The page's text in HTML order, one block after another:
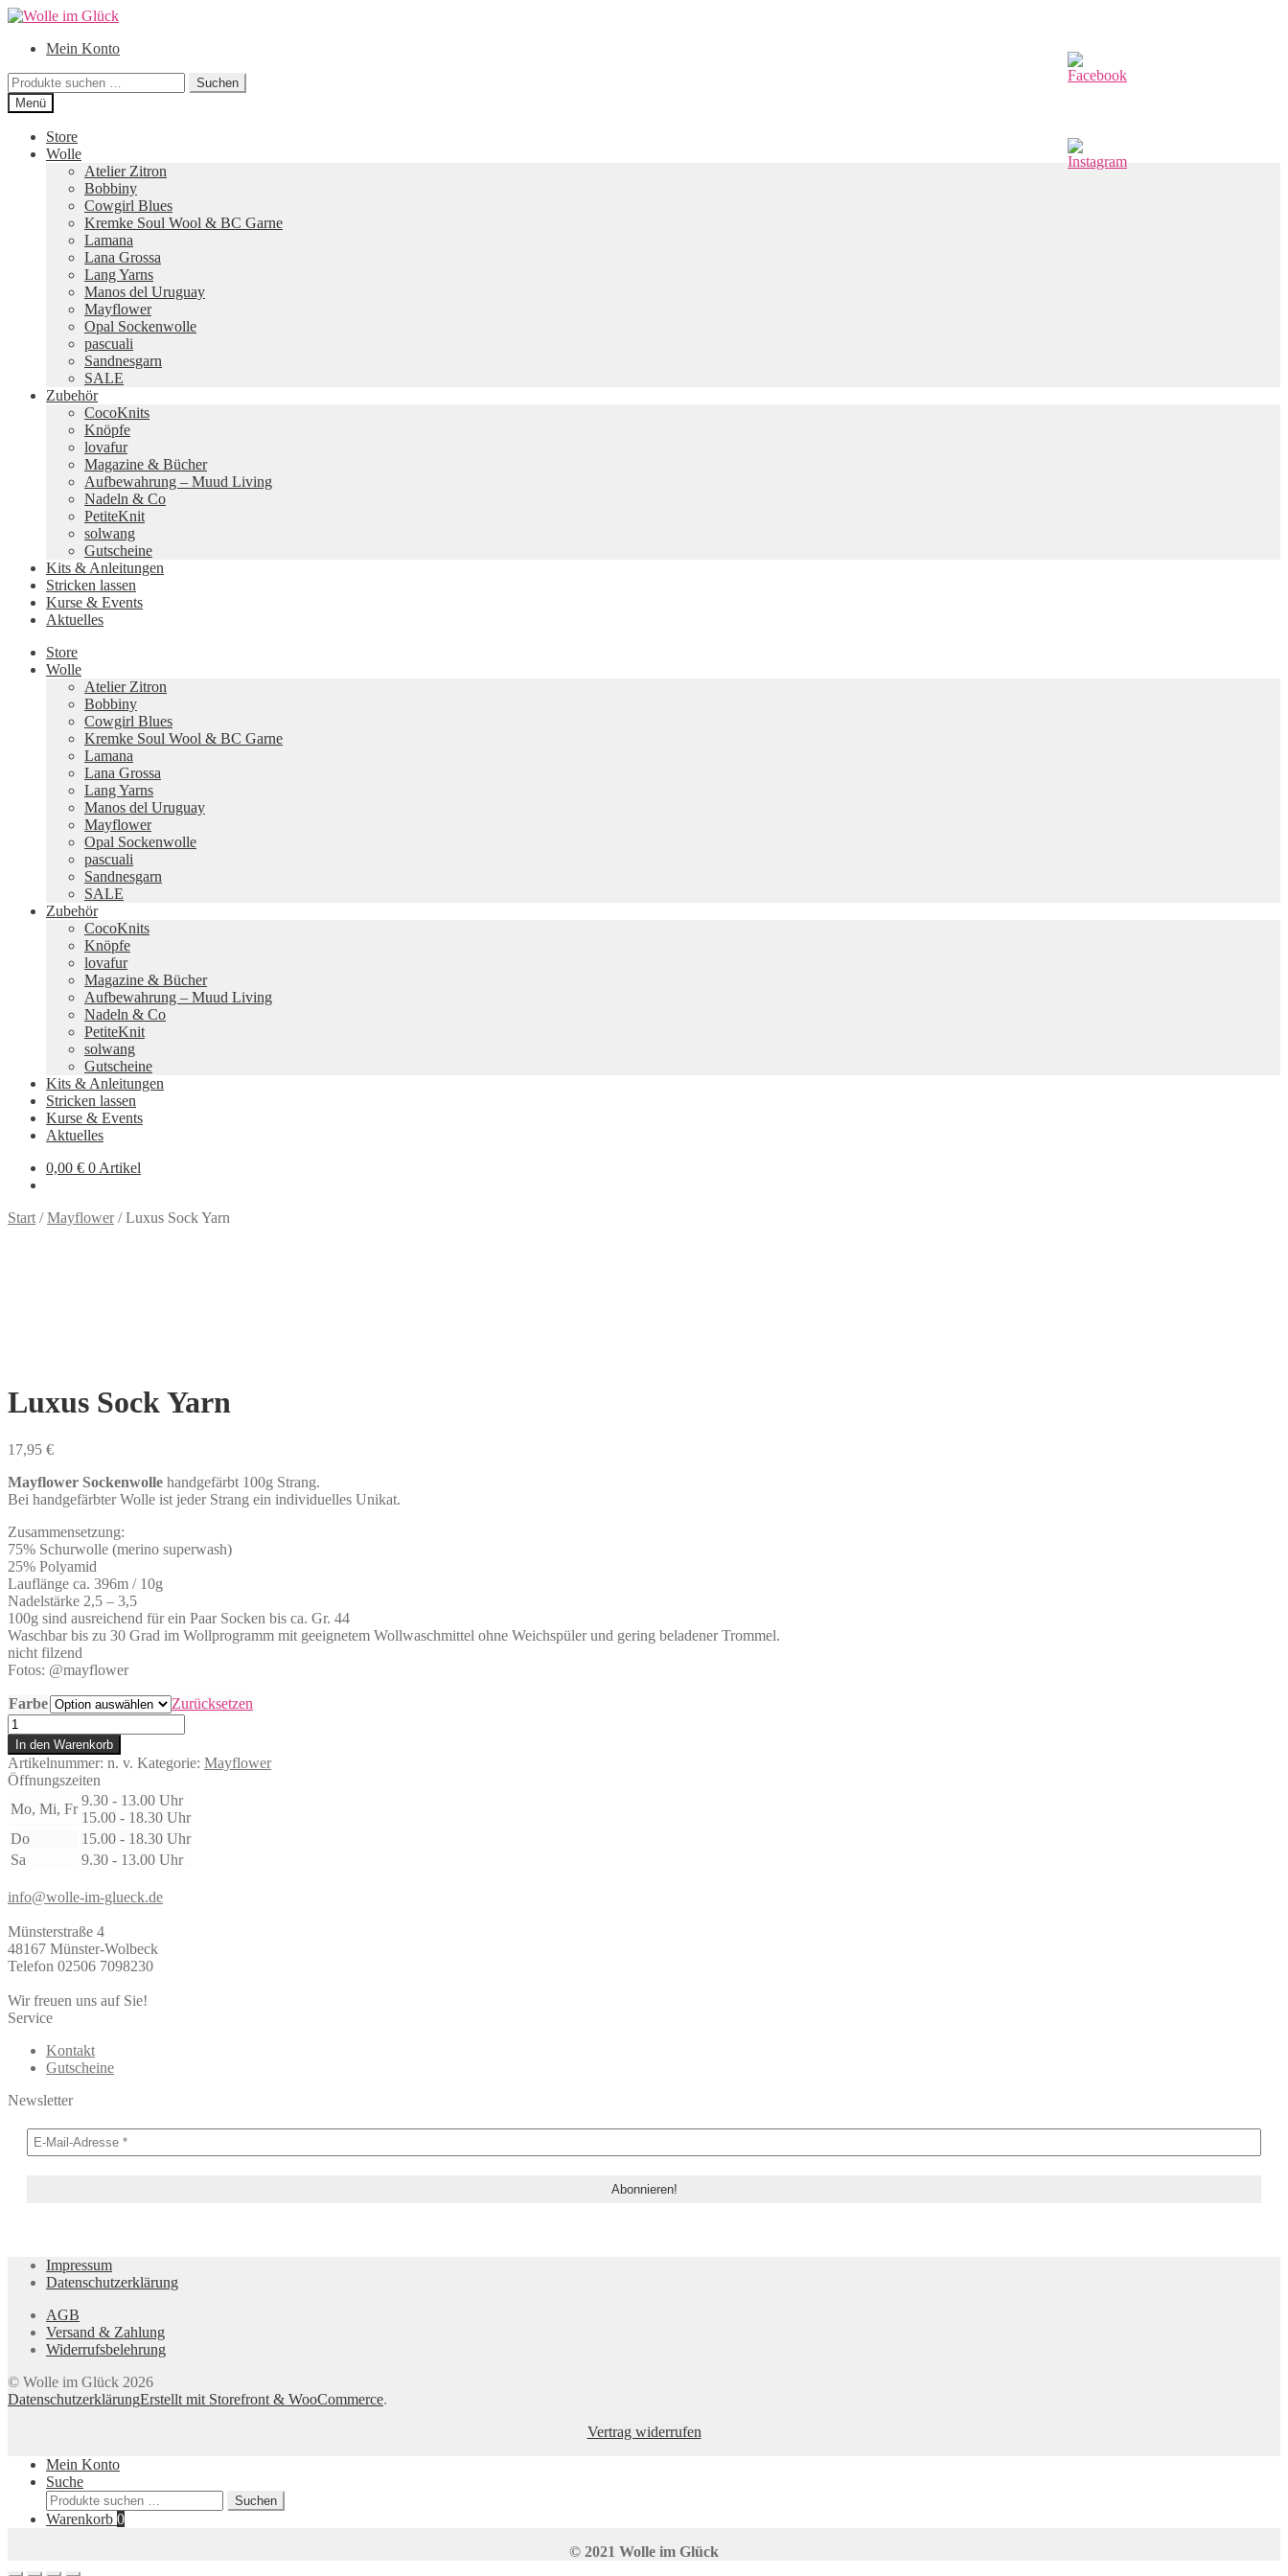
Zur
springen
Zum
springenMein Konto
Suchen
nach:
Suchen
Menü
Store
Wolle
Atelier Zitron
Bobbiny
Cowgirl Blues
Kremke Soul Wool & BC Garne
Lamana
Lana Grossa
Lang Yarns
Manos del Uruguay
Mayflower
Opal Sockenwolle
pascuali
Sandnesgarn
SALE
Zubehör
CocoKnits
Knöpfe
lovafur
Magazine & Bücher
Aufbewahrung – Muud Living
Nadeln & Co
PetiteKnit
solwang
Gutscheine
Kits & Anleitungen
Stricken lassen
Kurse & Events
Aktuelles
Store
Wolle
Atelier Zitron
Bobbiny
Cowgirl Blues
Kremke Soul Wool & BC Garne
Lamana
Lana Grossa
Lang Yarns
Manos del Uruguay
Mayflower
Opal Sockenwolle
pascuali
Sandnesgarn
SALE
Zubehör
CocoKnits
Knöpfe
lovafur
Magazine & Bücher
Aufbewahrung – Muud Living
Nadeln & Co
PetiteKnit
solwang
Gutscheine
Kits & Anleitungen
Stricken lassen
Kurse & Events
Aktuelles
0,00 € 0 Artikel
Start /Mayflower/Luxus Sock Yarn
Luxus Sock Yarn
17,95 €
Mayflower Sockenwolle handgefärbt 100g Strang.
Bei handgefärbter Wolle ist jeder Strang ein individuelles Unikat.
Zusammensetzung:
75% Schurwolle (merino superwash)
25% Polyamid
Lauflänge ca. 396m / 10g
Nadelstärke 2,5 – 3,5
100g sind ausreichend für ein Paar Socken bis ca. Gr. 44
Waschbar bis zu 30 Grad im Wollprogramm mit geeignetem Wollwaschmittel ohne Weichspüler und gering beladener Trommel.
nicht filzend
Fotos: @mayflower
Farbe
Zurücksetzen
Luxus
Sock
Yarn
Menge
In den Warenkorb
Artikelnummer: n. v. Kategorie: Mayflower
Öffnungszeiten
Mo, Mi, Fr
9.30 - 13.00 Uhr
15.00 - 18.30 Uhr
Do
15.00 - 18.30 Uhr
Sa
9.30 - 13.00 Uhr
info@wolle-im-glueck.de
Münsterstraße 4
48167 Münster-Wolbeck
Telefon 02506 7098230
Wir freuen uns auf Sie!
Service
Kontakt
Gutscheine
Newsletter
Impressum
Datenschutzerklärung
AGB
Versand & Zahlung
Widerrufsbelehrung
© Wolle im Glück 2026
DatenschutzerklärungErstellt mit Storefront & WooCommerce.
Vertrag widerrufen
Mein Konto
Suche
Suchen
nach:
Suchen
Warenkorb 0
© 2021 Wolle im Glück